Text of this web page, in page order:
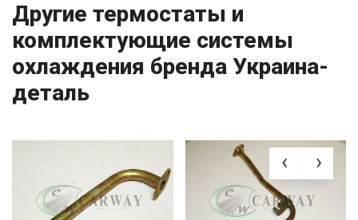
Другие термостаты и
комплектующие системы
охлаждения бренда Украина-
деталь